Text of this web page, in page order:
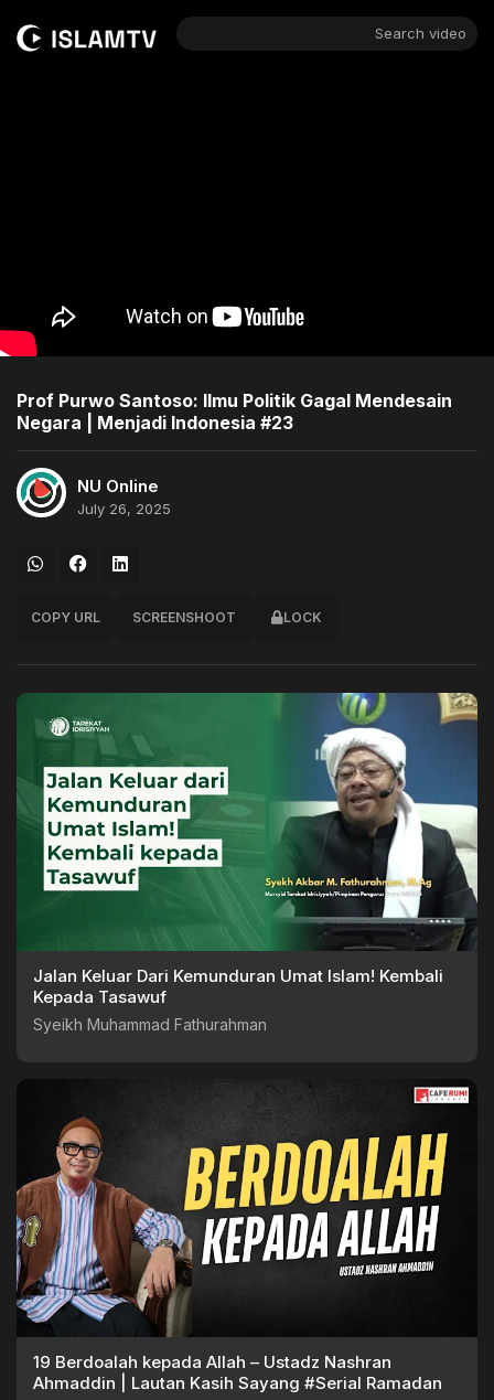
Search video
Prof Purwo Santoso: Ilmu Politik Gagal Mendesain
Negara | Menjadi Indonesia #23
NU Online
July 26, 2025
COPY URL SCREENSHOOT LOCK
Jalan Keluar Dari Kemunduran Umat Islam! Kembali
Kepada Tasawuf
Syeikh Muhammad Fathurahman
19 Berdoalah kepada Allah – Ustadz Nashran
Ahmaddin | Lautan Kasih Sayang #Serial Ramadan